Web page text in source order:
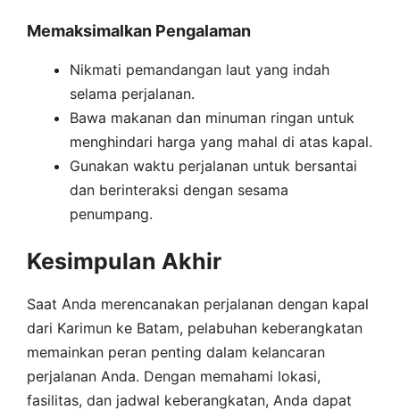
Memaksimalkan Pengalaman
Nikmati pemandangan laut yang indah
selama perjalanan.
Bawa makanan dan minuman ringan untuk
menghindari harga yang mahal di atas kapal.
Gunakan waktu perjalanan untuk bersantai
dan berinteraksi dengan sesama
penumpang.
Kesimpulan Akhir
Saat Anda merencanakan perjalanan dengan kapal
dari Karimun ke Batam, pelabuhan keberangkatan
memainkan peran penting dalam kelancaran
perjalanan Anda. Dengan memahami lokasi,
fasilitas, dan jadwal keberangkatan, Anda dapat